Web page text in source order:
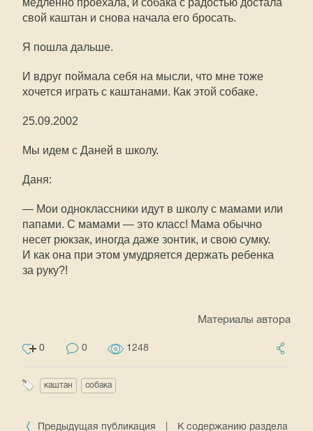
медленно проехала, и собака с радостью достала
свой каштан и снова начала его бросать.
Я пошла дальше.
И вдруг поймала себя на мысли, что мне тоже
хочется играть с каштанами. Как этой собаке.
25.09.2002
Мы идем с Даней в школу.
Даня:
— Мои одноклассники идут в школу с мамами или
папами. С мамами — это класс! Мама обычно
несет рюкзак, иногда даже зонтик, и свою сумку.
И как она при этом умудряется держать ребенка
за руку?!
Материалы автора
0 0 1248
каштан собака
Предыдущая публикация
К содержанию раздела